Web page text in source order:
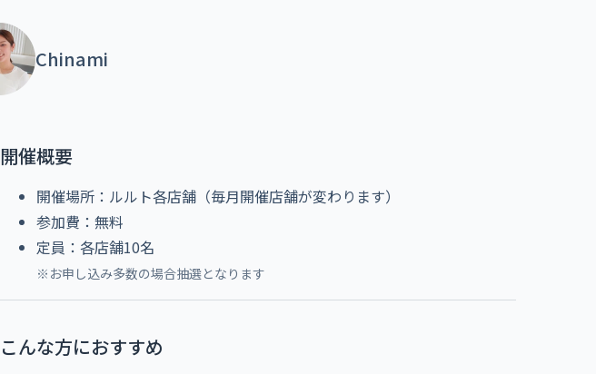
Chinami
開催概要
開催場所：ルルト各店舗（毎月開催店舗が変わります）
参加費：無料
定員：各店舗10名
※お申し込み多数の場合抽選となります
こんな方におすすめ